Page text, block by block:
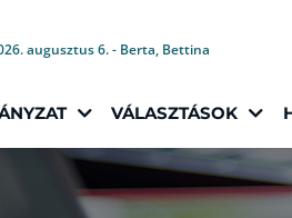
augusztus 6. - Berta, Bettina
VÁLASZTÁSOK